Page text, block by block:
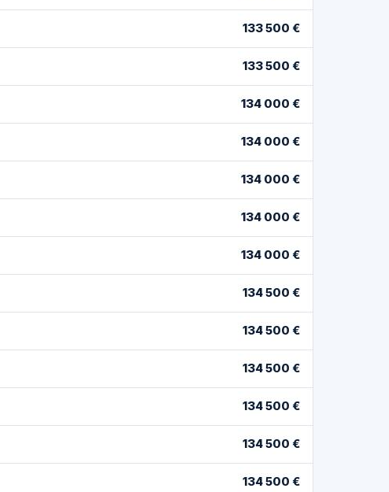
133 500 €
133 500 €
134 000 €
134 000 €
134 000 €
134 000 €
134 000 €
134 500 €
134 500 €
134 500 €
134 500 €
134 500 €
134 500 €